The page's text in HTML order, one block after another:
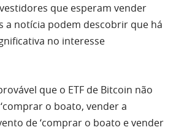
que esperam vender
a notícia podem descobrir que há
no interesse
que o ETF de Bitcoin não
o boato, vender a
de ‘comprar o boato e vender